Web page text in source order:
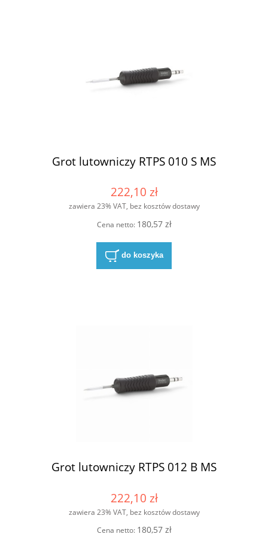
Grot lutowniczy RTPS 010 S MS
222,10 zł
zawiera 23% VAT, bez kosztów dostawy
Cena netto: 180,57 zł
do koszyka
Grot lutowniczy RTPS 012 B MS
222,10 zł
zawiera 23% VAT, bez kosztów dostawy
Cena netto: 180,57 zł